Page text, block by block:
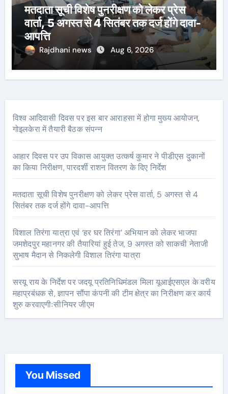
मतदाता सूची विशेष पुनरीक्षण को लेकर प्रेस
वार्ता, 5 अगस्त से 4 सितंबर तक दर्ज होंगे दावा-
आपत्ति
Rajdhani news Aug 6, 2026
विश्व आदिवासी दिवस पर इस बार आराहसा में होगा मुख्य आयोजन,
गोइलकेरा में तैयारी बैठक संपन्न
आहार दिवस पर उप विकास आयुक्त उत्कर्ष कुमार ने पीडीएस दुकानों
का किया निरीक्षण, पारदर्शी राशन वितरण के दिए निर्देश
मतदाता सूची विशेष पुनरीक्षण को लेकर प्रेस वार्ता, 5 अगस्त से 4
सितंबर तक दर्ज होंगे दावा-आपत्ति
विशाल तिरंगा यात्रा एवं ‘हर घर तिरंगा’ अभियान को लेकर भाजपा
जमशेदपुर महानगर की तैयारियां हुई तेज, 9 अगस्त को साकची नेताजी
सुभाष मैदान से निकलेगी विशाल तिरंगा यात्रा
सरयू राय के निर्देश पर जदयू प्रतिनिधिमंडल मिला यूआईएसएल के वरीय
महाप्रबंधक से, ज्ञापन सौंपा कंपनी की टीम क्षेत्र का निरीक्षण कर कार्य
शुरु करवाएगीःसीनियर जीएम
You Missed